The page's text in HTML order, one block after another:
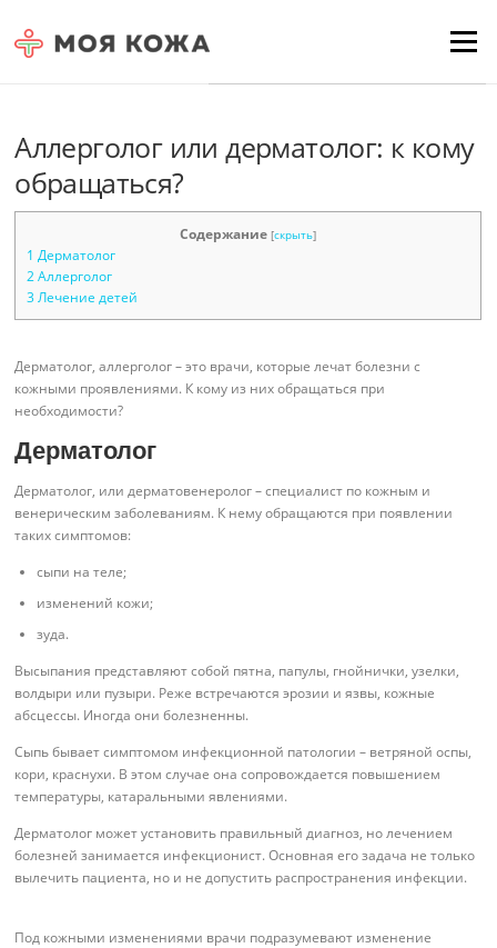
Menu
Аллерголог или дерматолог: к кому
обращаться?
Содержание [скрыть]
1 Дерматолог
2 Аллерголог
3 Лечение детей
Дерматолог, аллерголог – это врачи, которые лечат болезни с
кожными проявлениями. К кому из них обращаться при
необходимости?
Дерматолог
Дерматолог, или дерматовенеролог – специалист по кожным и
венерическим заболеваниям. К нему обращаются при появлении
таких симптомов:
сыпи на теле;
изменений кожи;
зуда.
Высыпания представляют собой пятна, папулы, гнойнички, узелки,
волдыри или пузыри. Реже встречаются эрозии и язвы, кожные
абсцессы. Иногда они болезненны.
Сыпь бывает симптомом инфекционной патологии – ветряной оспы,
кори, краснухи. В этом случае она сопровождается повышением
температуры, катаральными явлениями.
Дерматолог может установить правильный диагноз, но лечением
болезней занимается инфекционист. Основная его задача не только
вылечить пациента, но и не допустить распространения инфекции.
Под кожными изменениями врачи подразумевают изменение
Для любых предложений по